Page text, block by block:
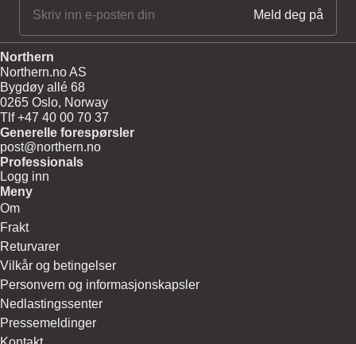
Northern
Northern.no AS
Bygdøy allé 68
0265 Oslo, Norway
Tlf +47 40 00 70 37
Generelle forespørsler
post@northern.no
Professionals
Logg inn
Meny
Om
Frakt
Returvarer
Vilkår og betingelser
Personvern og informasjonskapsler
Nedlastingssenter
Pressemeldinger